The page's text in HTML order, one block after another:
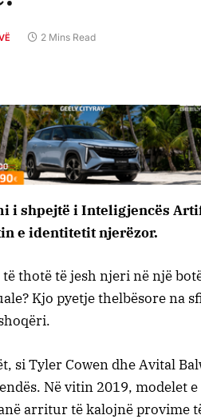
2 Mins Read
i shpejtë i Inteligjencës
e identitetit njerëzor.
të thotë të jesh njeri në një
Kjo pyetje thelbësore na
si Tyler Cowen dhe Avital
Në vitin 2019, modelet
arritur të kalojnë provime